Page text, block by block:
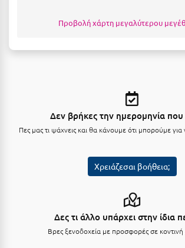
Κασσάνδρα
Καστοριά
Προβολή χάρτη μεγαλύτερου
Δεν βρήκες την ημερομηνία που
Πες μας τι ψάχνεις και θα κάνουμε ότι μπορούμε
Χρειάζεσαι βοήθεια;
Δες τι άλλο υπάρχει στην ίδια
Βρες ξενοδοχεία με προσφορές σε